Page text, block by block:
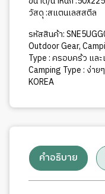
วัสดุ :สแตนเลสสตีล
รหัสสินค้า:
Outdoor Gear,
Type : ครอบคร้ว แล
Camping Type : ง่า
KOREA
คำอธิบาย